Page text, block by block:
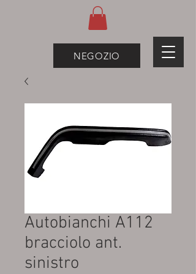
NEGOZIO
Autobianchi A112
bracciolo ant.
sinistro